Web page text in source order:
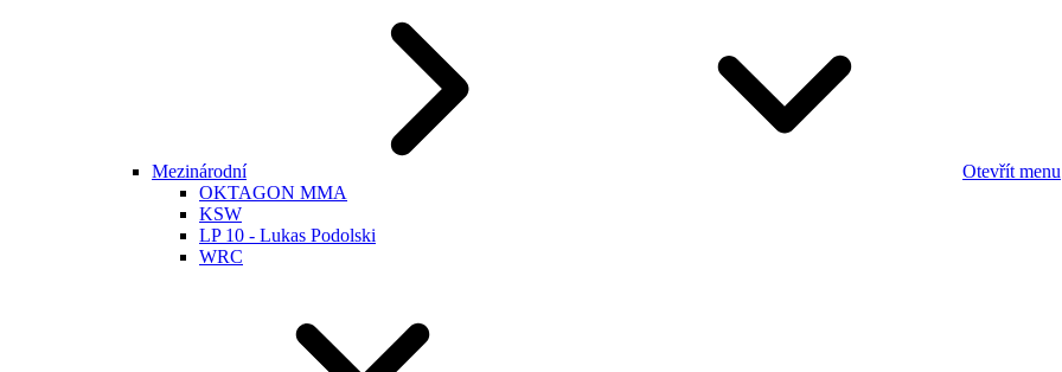
Mezinárodní
Otevřít menu
OKTAGON MMA
KSW
LP 10 - Lukas Podolski
WRC